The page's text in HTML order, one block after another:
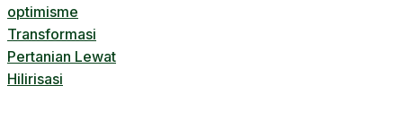
optimisme
Transformasi
Pertanian Lewat
Hilirisasi